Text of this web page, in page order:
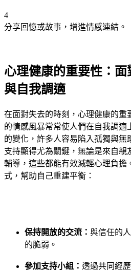
4
分享回憶或故事，增進情感連結。
心理健康的重要性：
與自我調適
在面對失去的時刻，心理健康的重
的情感風暴常常使人們在自我調適
的變化，許多人容易陷入孤獨與無
支持顯得尤為關鍵，無論是來自親
輔導，這些都能有效減輕心理負擔
式，幫助自己重建平衡：
保持開放的交流： 與信任的
的脆弱。
參加支持小組： 透過共同經